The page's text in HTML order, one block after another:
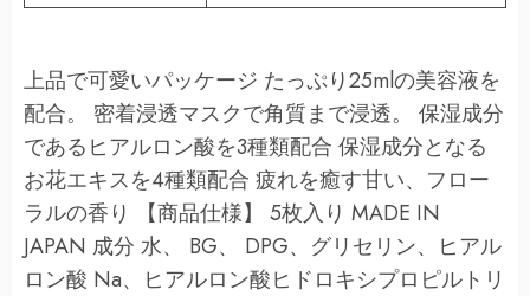
上品で可愛いパッケージ たっぷり25mlの美容液を
配合。 密着浸透マスクで角質まで浸透。 保湿成分
であるヒアルロン酸を3種類配合 保湿成分となる
お花エキスを4種類配合 疲れを癒す甘い、フロー
ラルの香り 【商品仕様】 5枚入り MADE IN
JAPAN 成分 水、 BG、 DPG、グリセリン、ヒアル
ロン酸 Na、ヒアルロン酸ヒドロキシプロピルトリ